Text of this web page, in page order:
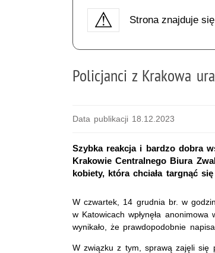
Strona znajduje
Policjanci z Krakowa
Data publikacji 18.12.2023
Szybka reakcja i bardzo dobra
Krakowie Centralnego Biura
kobiety, która chciała targnąć
W czwartek, 14 grudnia br. w
w Katowicach wpłynęła
wynikało, że prawdopodobnie
W związku z tym, sprawą zajęli się